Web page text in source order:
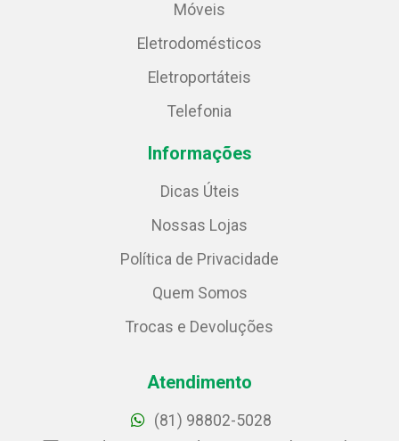
Móveis
Eletrodomésticos
Eletroportáteis
Telefonia
Informações
Dicas Úteis
Nossas Lojas
Política de Privacidade
Quem Somos
Trocas e Devoluções
Atendimento
(81) 98802-5028